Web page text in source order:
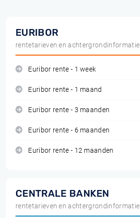
EURIBOR
rentetarieven en achtergrondinformatie
Euribor rente - 1 week
Euribor rente - 1 maand
Euribor rente - 3 maanden
Euribor rente - 6 maanden
Euribor rente - 12 maanden
CENTRALE BANKEN
rentetarieven en achtergrondinformatie